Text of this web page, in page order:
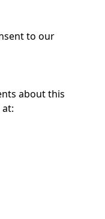
to our
about this